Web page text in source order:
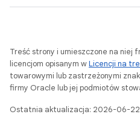
Treść strony i umieszczone na niej
licencjom opisanym wLicencji na
towarowymi lub zastrzeżonymi
firmy Oracle lub jej podmiotów
Ostatnia aktualizacja: 2026-06-22